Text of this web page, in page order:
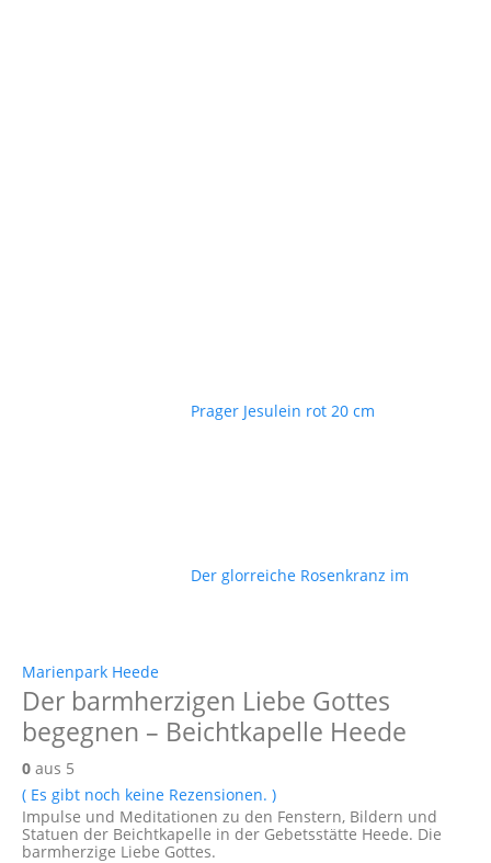
Prager Jesulein rot 20 cm
Der glorreiche Rosenkranz im
Marienpark Heede
Der barmherzigen Liebe Gottes
begegnen – Beichtkapelle Heede
0 aus 5
( Es gibt noch keine Rezensionen. )
Impulse und Meditationen zu den Fenstern, Bildern und
Statuen der Beichtkapelle in der Gebetsstätte Heede. Die
barmherzige Liebe Gottes.